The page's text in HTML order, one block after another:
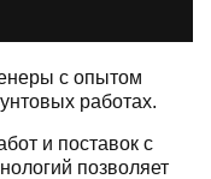
с опытом
работах.
и поставок с
позволяет